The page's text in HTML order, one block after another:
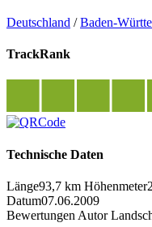
Deutschland /Baden-
TrackRank
Technische Daten
Länge93,7 km Höhenmeter
Datum07.06.2009
Bewertungen Autor